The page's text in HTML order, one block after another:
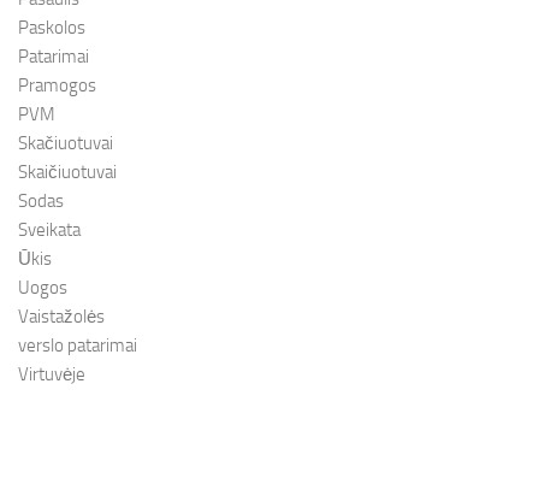
Paskolos
Patarimai
Pramogos
PVM
Skačiuotuvai
Skaičiuotuvai
Sodas
Sveikata
Ūkis
Uogos
Vaistažolės
verslo patarimai
Virtuvėje